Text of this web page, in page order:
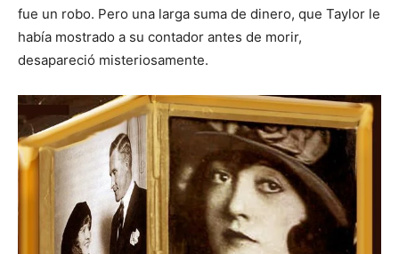
fue un robo. Pero una larga suma de dinero, que Taylor le
había mostrado a su contador antes de morir,
desapareció misteriosamente.